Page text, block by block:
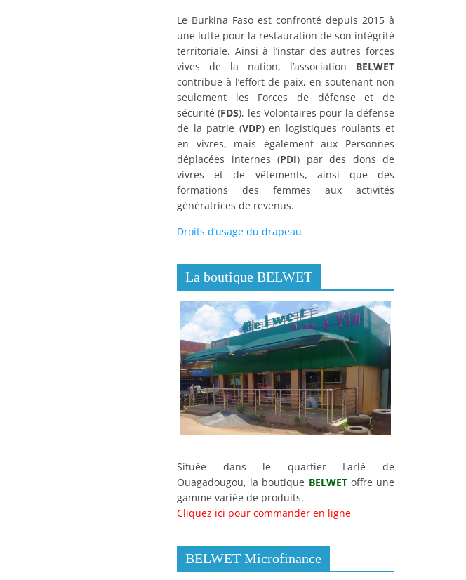
Le Burkina Faso est confronté depuis 2015 à
une lutte pour la restauration de son intégrité
territoriale. Ainsi à l’instar des autres forces
vives de la nation, l’association BELWET
contribue à l’effort de paix, en soutenant non
seulement les Forces de défense et de
sécurité (FDS), les Volontaires pour la défense
de la patrie (VDP) en logistiques roulants et
en vivres, mais également aux Personnes
déplacées internes (PDI) par des dons de
vivres et de vêtements, ainsi que des
formations des femmes aux activités
génératrices de revenus.
Droits d’usage du drapeau
La boutique BELWET
Située dans le quartier Larlé de
Ouagadougou, la boutique BELWEToffre une
gamme variée de produits.
Cliquez ici pour commander en ligne
BELWET Microfinance